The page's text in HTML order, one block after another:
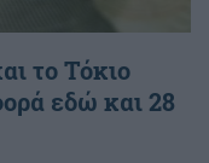
το Τόκιο
εδώ και 28